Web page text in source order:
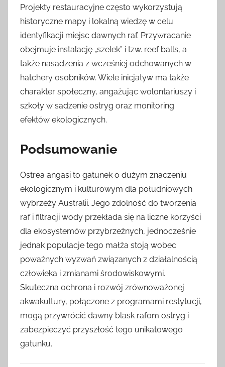
Projekty restauracyjne często wykorzystują
historyczne mapy i lokalną wiedzę w celu
identyfikacji miejsc dawnych raf. Przywracanie
obejmuje instalację „szelek” i tzw. reef balls, a
także nasadzenia z wcześniej odchowanych w
hatchery osobników. Wiele inicjatyw ma także
charakter społeczny, angażując wolontariuszy i
szkoły w sadzenie ostryg oraz monitoring
efektów ekologicznych.
Podsumowanie
Ostrea angasi to gatunek o dużym znaczeniu
ekologicznym i kulturowym dla południowych
wybrzeży Australii. Jego zdolność do tworzenia
raf i filtracji wody przekłada się na liczne korzyści
dla ekosystemów przybrzeżnych, jednocześnie
jednak populacje tego małża stoją wobec
poważnych wyzwań związanych z działalnością
człowieka i zmianami środowiskowymi.
Skuteczna ochrona i rozwój zrównoważonej
akwakultury, połączone z programami restytucji,
mogą przywrócić dawny blask rafom ostryg i
zabezpieczyć przyszłość tego unikatowego
gatunku.